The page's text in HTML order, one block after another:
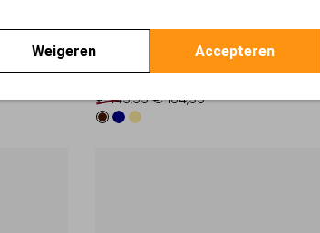
Weigeren Accepteren
-30%
€ 149,99 € 104,99